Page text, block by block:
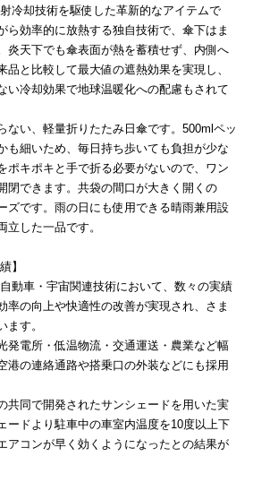
冷却技術を駆使した革新的なアイテムで
ら効率的に放熱する独自技術で、傘下はま
炎天下でも傘表面が熱を蓄積せず、内側へ
品と比較して最大値の遮熱効果を実現し、
い冷却効果で地球温暖化への配慮もされて
ない、軽量折りたたみ日傘です。500mlペッ
も細いため、毎日持ち歩いても負担が少な
ポキポキと手で折る必要がないので、ワン
閉できます。共袋の間口が大きく開くの
ズです。雨の日にも使用できる晴雨兼用設
した一品です。
】
動車・宇宙関連技術において、数々の実績
率の向上や快適性の改善が実現され、さま
ます。
発電所・低温物流・交通運送・農業など幅
港の連絡通路や搭乗口の外装などにも採用
共同で開発されたサンシェードを用いた実
ードより駐車中の車室内温度を10度以上下
アコンが早く効くようになったとの結果が